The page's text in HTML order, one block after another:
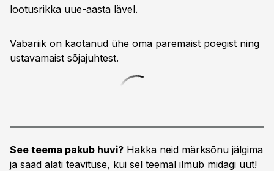
lootusrikka uue-aasta lävel.
Vabariik on kaotanud ühe oma paremaist poegist ning
ustavamaist sõjajuhtest.
See teema pakub huvi? Hakka neid märksõnu jälgima
ja saad alati teavituse, kui sel teemal ilmub midagi uut!